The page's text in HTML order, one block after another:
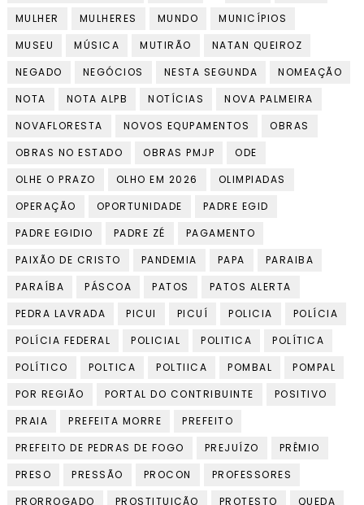
MULHER
MULHERES MUNDO
MUNICÍPIOS
MUSEU
MÚSICA MUTIRÃO
NATAN QUEIROZ
NEGADO
NEGÓCIOS NESTA SEGUNDA
NOMEAÇÃO
NOTA
NOTA ALPB NOTÍCIAS
NOVA PALMEIRA
NOVAFLORESTA
NOVOS EQUPAMENTOS
OBRAS
OBRAS NO ESTADO
OBRAS PMJP
ODE
OLHE O PRAZO
OLHO EM 2026
OLIMPIADAS
OPERAÇÃO
OPORTUNIDADE
PADRE EGID
PADRE EGIDIO
PADRE ZÉ
PAGAMENTO
PAIXÃO DE CRISTO
PANDEMIA PAPA
PARAIBA
PARAÍBA
PÁSCOA PATOS
PATOS ALERTA
PEDRA LAVRADA
PICUI PICUÍ POLICIA
POLÍCIA
POLÍCIA FEDERAL
POLICIAL POLITICA
POLÍTICA
POLÍTICO
POLTICA POLTIICA POMBAL
POMPAL
POR REGIÃO
PORTAL DO CONTRIBUINTE
POSITIVO
PRAIA
PREFEITA MORRE
PREFEITO
PREFEITO DE PEDRAS DE FOGO
PREJUÍZO
PRÊMIO
PRESO
PRESSÃO PROCON
PROFESSORES
PRORROGADO
PROSTITUIÇÃO PROTESTO
QUEDA